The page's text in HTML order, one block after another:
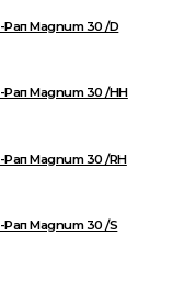
Magnum 30 /D
Magnum 30 /HH
Magnum 30 /RH
Magnum 30 /S